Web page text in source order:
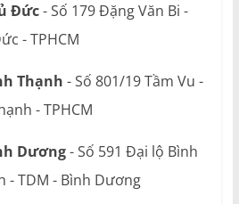
Đức- Số 179 Đặng Văn Bi -
- TPHCM
Thạnh - Số 801/19 Tầm Vu -
- TPHCM
Dương- Số 591 Đại lộ Bình
- TDM - Bình Dương